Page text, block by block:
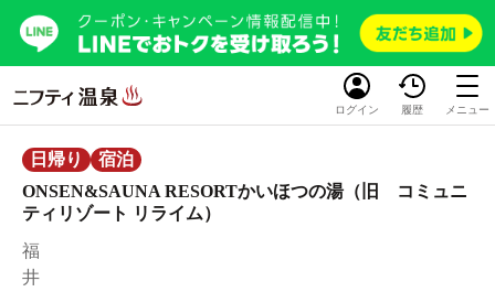
ログイン 履歴 メニュー
日帰り
宿泊
ONSEN&SAUNA RESORTかいほつの湯（旧 コミュニ
ティリゾート リライム）
福
井